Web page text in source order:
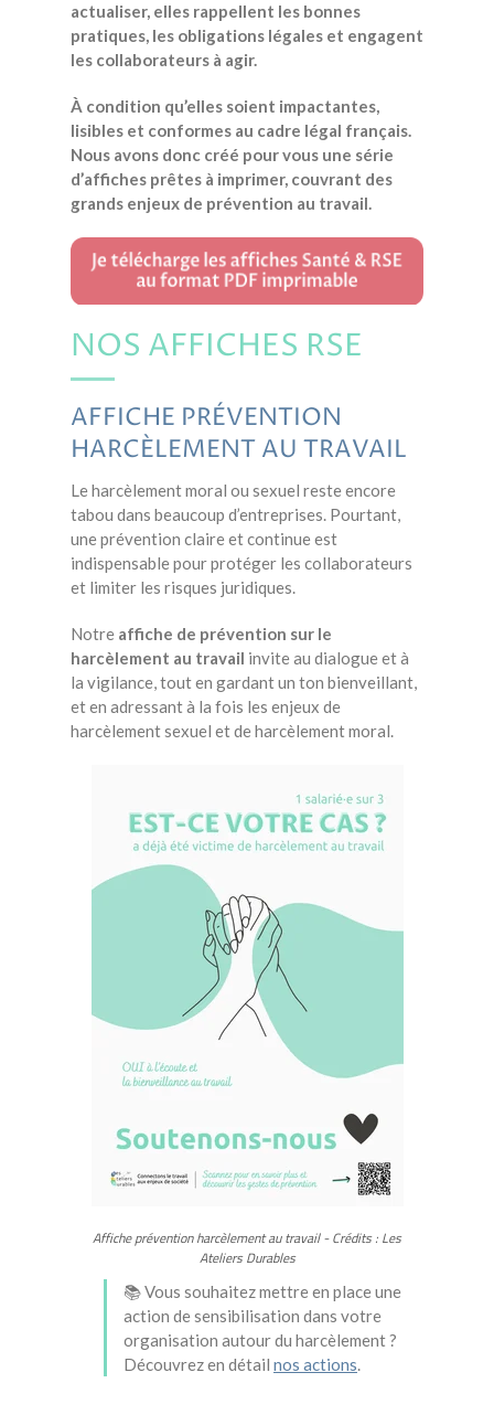
actualiser, elles rappellent les bonnes
pratiques, les obligations légales et engagent
les collaborateurs à agir.
À condition qu’elles soient impactantes,
lisibles et conformes au cadre légal français.
Nous avons donc créé pour vous une série
d’affiches prêtes à imprimer, couvrant des
grands enjeux de prévention au travail.
NOS AFFICHES RSE
AFFICHE PRÉVENTION
HARCÈLEMENT AU TRAVAIL
Le harcèlement moral ou sexuel reste encore
tabou dans beaucoup d’entreprises. Pourtant,
une prévention claire et continue est
indispensable pour protéger les collaborateurs
et limiter les risques juridiques.
Notre affiche de prévention sur le
harcèlement au travail invite au dialogue et à
la vigilance, tout en gardant un ton bienveillant,
et en adressant à la fois les enjeux de
harcèlement sexuel et de harcèlement moral.
Affiche prévention harcèlement au travail - Crédits : Les
Ateliers Durables
📚 Vous souhaitez mettre en place une
action de sensibilisation dans votre
organisation autour du harcèlement ?
Découvrez en détail nos actions.